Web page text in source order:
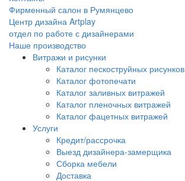
Фирменный салон в Румянцево
Центр дизайна Artplay
отдел по работе с дизайнерами
Наше производство
Витражи и рисунки
Каталог пескоструйных рисунков
Каталог фотопечати
Каталог заливных витражей
Каталог пленочных витражей
Каталог фацетных витражей
Услуги
Кредит/рассрочка
Выезд дизайнера-замерщика
Сборка мебели
Доставка